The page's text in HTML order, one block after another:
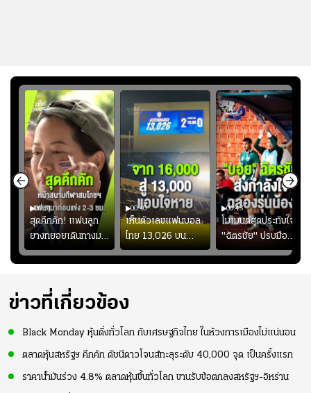
00:51
สุดคึกคัก! แฟนลูก
ยางทยอยเดินทางมา
หน้าสนามกีฬา
สมโภชฯ กันอย่าง
2-3 ชั่วโมง
00:40
เห็นตัวเลขแฟนบอล
ไทย 13,026 บน
สกอร์บอร์ดแล้วแอบ
ใจหาย น้อยกว่านัดที่
อย่างเห็นได้ชัด
00:45
โมเมนต์สุดประทับใจ!
"ฉัตรชัย" ปรบมือ
ฉลองประตูแรกให้
ดาวรุ่ง "เจะฮานาฟี"
ข่าวที่เกี่ยวข้อง
Black Monday หุ้นดิ่งทั่วโลก กับเศรษฐกิจไทย ในห้วงการเมืองไม่แน่นอน
ตลาดหุ้นสหรัฐฯ คึกคัก ดัชนีดาวโจนส์ทะลุระดับ 40,000 จุด เป็นครั้งแรก
ราคาน้ำมันร่วง 4.8% ตลาดหุ้นขึ้นทั่วโลก ขานรับข้อตกลงสหรัฐฯ-อิหร่าน